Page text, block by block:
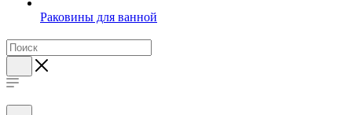
Раковины для ванной